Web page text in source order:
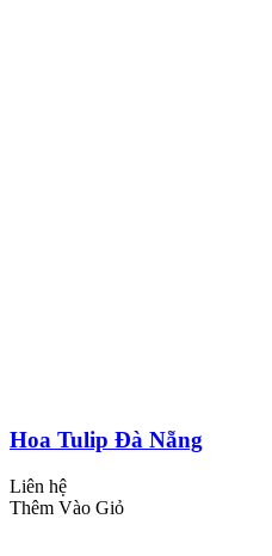
Hoa Tulip Đà Nẵng
Liên hệ
Thêm Vào Giỏ